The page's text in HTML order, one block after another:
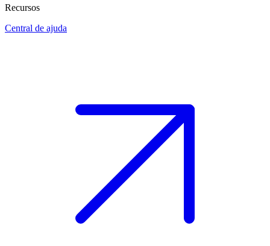
Recursos
Central de ajuda